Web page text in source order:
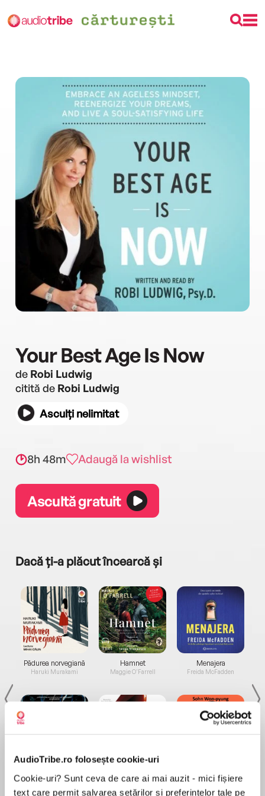
AudioTribe.ro folosește cookie-uri
Cookie-uri? Sunt ceva de care ai mai auzit - mici fișiere
text care permit salvarea setărilor și preferințelor tale pe
Your Best Age Is Now
de Robi Ludwig
citită de Robi Ludwig
Asculți nelimitat
8h 48m Adaugă la wishlist
Ascultă gratuit
Dacă ți-a plăcut încearcă și
Pădurea norvegiană
Haruki Murakami
de...
Dani Francis
Hamnet
Maggie O'Farrell
la...
Lauren Weisberger
Menajera
Freida McFadden
Sohn Won-pyung